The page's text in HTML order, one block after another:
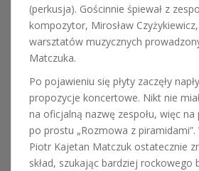
(perkusja). Gościnnie śpiewał z
kompozytor, Mirosław
warsztatów muzycznych
Matczuka.
Po pojawieniu się płyty zaczęły
propozycje koncertowe. Nikt nie
na oficjalną nazwę zespołu, więc na
po prostu „Rozmowa z piramidami”.
Piotr Kajetan Matczuk ostatecznie
skład, szukając bardziej rockowego